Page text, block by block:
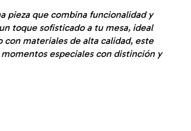
pieza que combina funcionalidad y
toque sofisticado a tu mesa, ideal
con materiales de alta calidad, este
especiales con distinción y